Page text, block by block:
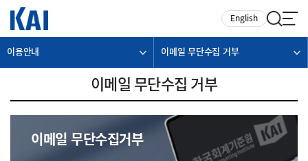
English
이용안내 이메일 무단수집 거부
이메일 무단수집 거부
이메일 무단수집거부